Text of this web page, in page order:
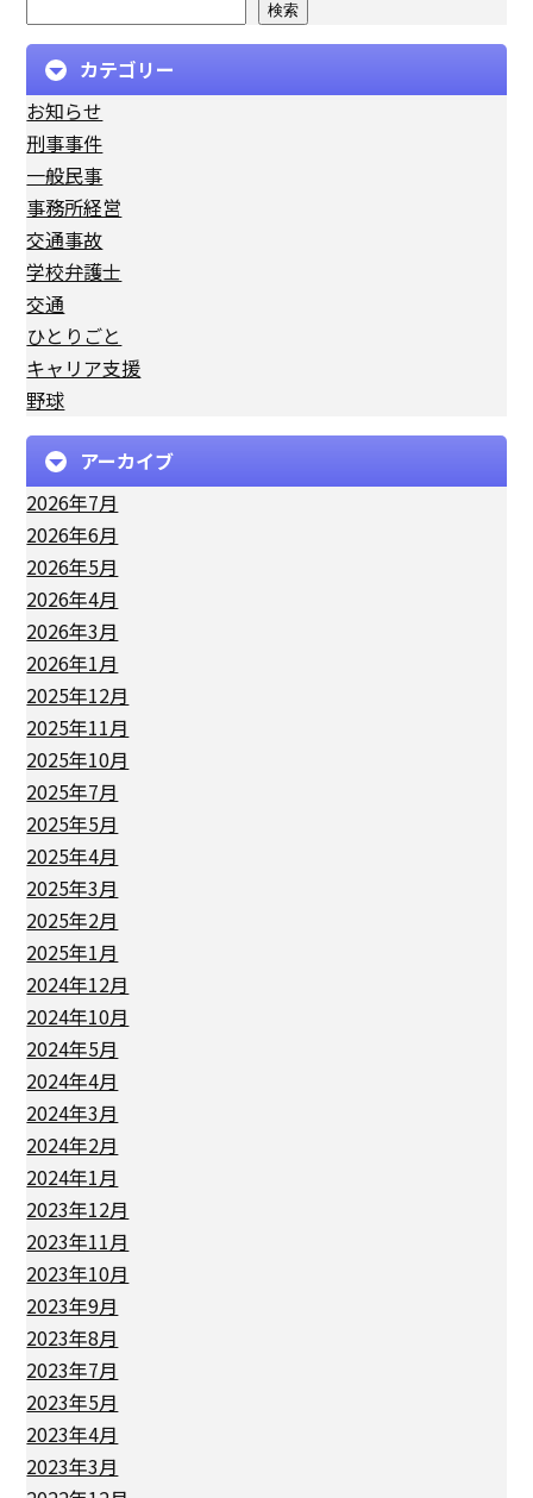
検索
カテゴリー
お知らせ
刑事事件
一般民事
事務所経営
交通事故
学校弁護士
交通
ひとりごと
キャリア支援
野球
アーカイブ
2026年7月
2026年6月
2026年5月
2026年4月
2026年3月
2026年1月
2025年12月
2025年11月
2025年10月
2025年7月
2025年5月
2025年4月
2025年3月
2025年2月
2025年1月
2024年12月
2024年10月
2024年5月
2024年4月
2024年3月
2024年2月
2024年1月
2023年12月
2023年11月
2023年10月
2023年9月
2023年8月
2023年7月
2023年5月
2023年4月
2023年3月